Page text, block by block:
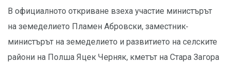
В официалното откриване взеха участие министърът
на земеделието Пламен Абровски, заместник-
министърът на земеделието и развитието на селските
райони на Полша Яцек Черняк, кметът на Стара Загора